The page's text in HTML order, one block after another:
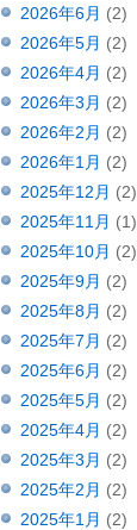
2026年6月 (2)
2026年5月 (2)
2026年4月 (2)
2026年3月 (2)
2026年2月 (2)
2026年1月 (2)
2025年12月 (2)
2025年11月 (1)
2025年10月 (2)
2025年9月 (2)
2025年8月 (2)
2025年7月 (2)
2025年6月 (2)
2025年5月 (2)
2025年4月 (2)
2025年3月 (2)
2025年2月 (2)
2025年1月 (2)